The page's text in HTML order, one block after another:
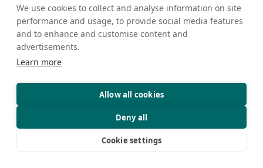
We use cookies to collect and analyse information on site
performance and usage, to provide social media features
and to enhance and customise content and
advertisements.
Learn more
Allow all cookies
Deny all
Cookie settings
LỄ HỘI SHOTON TÂY TẠNG
Caroline